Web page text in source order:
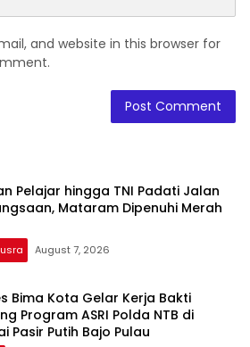
and website in this browser for
Pelajar hingga TNI Padati Jalan
Mataram Dipenuhi Merah
August 7, 2026
Bima Kota Gelar Kerja Bakti
Program ASRI Polda NTB di
Pasir Putih Bajo Pulau